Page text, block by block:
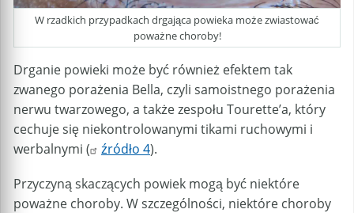
W rzadkich przypadkach drgająca powieka może zwiastować
poważne choroby!
Drganie powieki może być również efektem tak
zwanego porażenia Bella, czyli samoistnego porażenia
nerwu twarzowego, a także zespołu Tourette’a, który
cechuje się niekontrolowanymi tikami ruchowymi i
werbalnymi (
źródło 4).
Przyczyną skaczących powiek mogą być niektóre
poważne choroby. W szczególności, niektóre choroby